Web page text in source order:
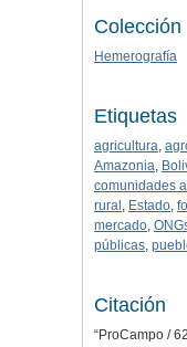
Colección
Hemerografía
Etiquetas
agricultura,
Amazonia,
comunidades
rural , Estado,
mercado,
públicas,
Citación
“ProCampo /